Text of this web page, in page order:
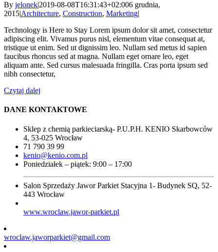
By jelonek|2019-08-08T16:31:43+02:006 grudnia,
2015|Architecture, Construction, Marketing|
Technology is Here to Stay Lorem ipsum dolor sit amet, consectetur
adipiscing elit. Vivamus purus nisl, elementum vitae consequat at,
tristique ut enim. Sed ut dignissim leo. Nullam sed metus id sapien
faucibus rhoncus sed at magna. Nullam eget ornare leo, eget
aliquam ante. Sed cursus malesuada fringilla. Cras porta ipsum sed
nibh consectetur,
Czytaj dalej
DANE KONTAKTOWE
Sklep z chemią parkieciarską- P.U.P.H. KENIO Skarbowców
4, 53-025 Wrocław
71 790 39 99
kenio@kenio.com.pl
Poniedziałek – piątek: 9:00 – 17:00
Salon Sprzedaży Jawor Parkiet Stacyjna 1- Budynek SQ, 52-
443 Wrocław
www.wroclaw.jawor-parkiet.pl
wroclaw.jaworparkiet@gmail.com